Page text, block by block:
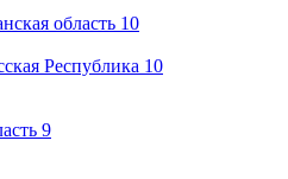
область 10
Республика 10
9